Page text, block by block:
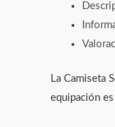
La Camiseta
equipación